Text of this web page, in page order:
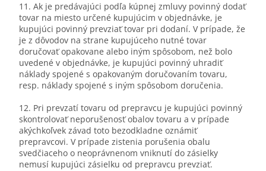
11. Ak je predávajúci podľa kúpnej zmluvy povinný dodať
tovar na miesto určené kupujúcim v objednávke, je
kupujúci povinný prevziať tovar pri dodaní. V prípade, že
je z dôvodov na strane kupujúceho nutné tovar
doručovať opakovane alebo iným spôsobom, než bolo
uvedené v objednávke, je kupujúci povinný uhradiť
náklady spojené s opakovaným doručovaním tovaru,
resp. náklady spojené s iným spôsobom doručenia.
12. Pri prevzatí tovaru od prepravcu je kupujúci povinný
skontrolovať neporušenosť obalov tovaru a v prípade
akýchkoľvek závad toto bezodkladne oznámiť
prepravcovi. V prípade zistenia porušenia obalu
svedčiaceho o neoprávnenom vniknutí do zásielky
nemusí kupujúci zásielku od prepravcu prevziať.